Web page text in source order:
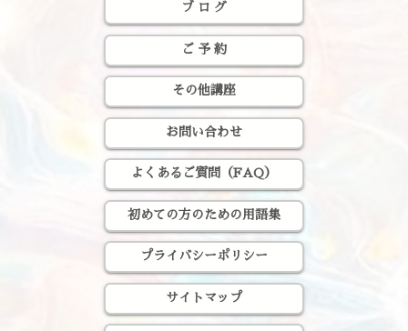
ブ ロ グ
ご 予 約
その他講座
お問い合わせ
よくあるご質問（FAQ）
初めての方のための用語集
プライバシーポリシー
サイトマップ